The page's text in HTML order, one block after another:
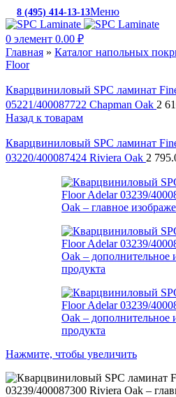
8 (495) 414-13-13Меню
0 элемент 0.00 ₽
Главная » Каталог напольных
Floor
Кварцвиниловый SPC ламинат
05221/400087722 Chapman Oak 2
Назад к товарам
Кварцвиниловый SPC ламинат
03220/400087424 Riviera Оаk 2
Нажмите, чтобы увеличить